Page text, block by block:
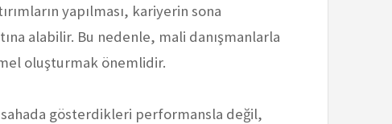
yapılması, kariyerin sona
alabilir. Bu nedenle, mali danışmanlarla
oluşturmak önemlidir.
sahada gösterdikleri performansla değil,